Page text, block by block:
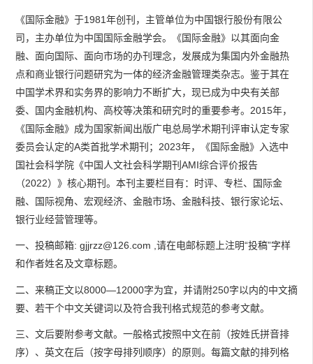
《国际金融》于1981年创刊，主管单位为中国银行股份有限公
司，主办单位为中国国际金融学会。《国际金融》以其面向金
融、面向国际、面向市场的办刊理念，发展成为集国内外金融热
点和商业银行问题研究为一体的经济金融管理类杂志。鉴于其在
中国学术界和实务界的影响力不断扩大，现已成为中央有关部
委、国内金融机构、高校等决策和研究时的重要参考。2015年，
《国际金融》成为国家新闻出版广电总局学术期刊评审认定专家
委员会认定的A类首批学术期刊；2023年，《国际金融》入选中
国社会科学院《中国人文社会科学期刊AMI综合评价报告
（2022）》核心期刊。本刊主要栏目有：时评、专栏、国际金
融、国际视角、宏观经济、金融市场、金融科技、银行家论坛、
银行业经营管理等。
一、投稿邮箱: gjjrzz@126.com ,请在电邮标题上注明“投稿”字样
和作者姓名及文章标题。
二、来稿正文以8000―12000字为宜，并请附250字以内的中文摘
要、若干个中文关键词以及符合我刊格式规范的参考文献。
三、文后要附参考文献。一般格式按照中文在前（按姓氏拼音排
序）、英文在后（按字母排列顺序）的原则。每篇文献的排列格